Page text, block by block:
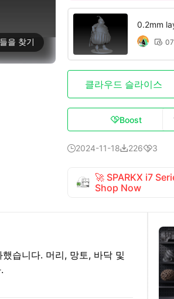
을 찾기
0.2mm

클라우드 슬라이스
Boost
2024-11-182263
🚀 SPARKX i7
Shop Now
습니다. 머리, 망토, 바닥 및